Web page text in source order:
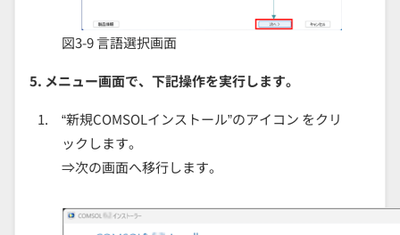
図3-9 言語選択画面
5. メニュー画面で、下記操作を実行します。
“新規COMSOLインストール”のアイコン をクリ
ックします。
⇒次の画面へ移行します。